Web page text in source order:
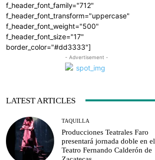
f_header_font_family="712"
f_header_font_transform="uppercase"
f_header_font_weight="500"
f_header_font_size="17"
border_color="#dd3333"]
- Advertisement -
LATEST ARTICLES
TAQUILLA
Producciones Teatrales Faro
presentará jornada doble en el
Teatro Fernando Calderón de